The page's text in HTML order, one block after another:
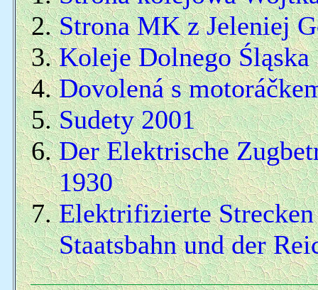
Strona MK z Jeleniej
Koleje Dolnego Śląska
Dovolená s
Sudety 2001
Der Elektrische
1930
Elektrifizierte
Staatsbahn und der